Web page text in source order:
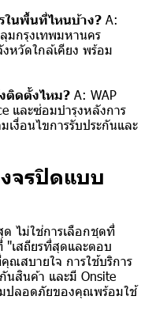
ในพื้นที่ไหนบ้าง? A:
มกรุงเทพมหานคร
หวัดใกล้เคียง พร้อม
ติดตั้งไหม? A: WAP
และซ่อมบำรุงหลังการ
งื่อนไขการรับประกันและ
จรปิดแบบ
ไม่ใช่การเลือกชุดที่
"เสถียรที่สุดและตอบ
ณสบายใจ การใช้บริการ
นสินค้า และมี Onsite
มปลอดภัยของคุณพร้อมใช้